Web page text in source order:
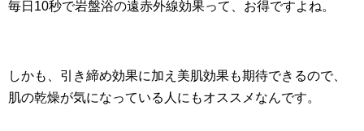
毎日10秒で岩盤浴の遠赤外線効果って、お得ですよね。
しかも、引き締め効果に加え美肌効果も期待できるので、
肌の乾燥が気になっている人にもオススメなんです。